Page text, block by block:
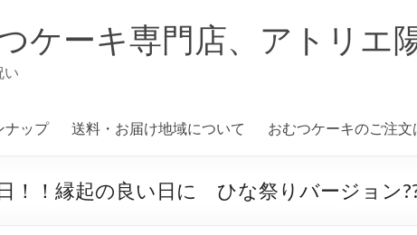
ケーキ専門店、アトリエ
い
ナップ 送料・お届け地域について おむつケーキのご注文
！！縁起の良い日に ひな祭りバージョン